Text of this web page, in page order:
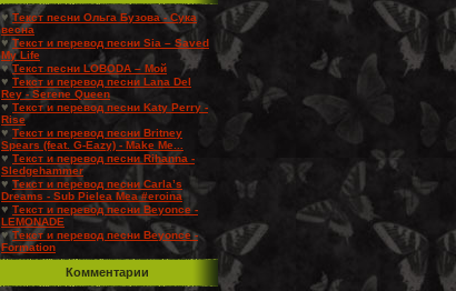
♥Текст песни Ольга Бузова - Сука
весна
♥Текст и перевод песни Sia – Saved
My Life
♥Текст песни LOBODA – Мой
♥ Текст и перевод песни Lana Del
Rey - Serene Queen
♥ Текст и перевод песни Katy Perry -
Rise
♥ Текст и перевод песни Britney
Spears (feat. G-Eazy) - Make Me...
♥ Текст и перевод песни Rihanna -
Sledgehammer
♥ Текст и перевод песни Carla’s
Dreams - Sub Pielea Mea #eroina
♥ Текст и перевод песни Beyonce -
LEMONADE
♥Текст и перевод песни Beyonce -
Formation
Комментарии